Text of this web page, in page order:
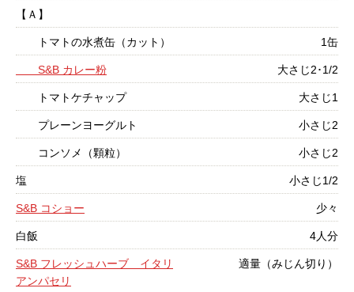
【Ａ】
トマトの水煮缶（カット） 1缶
S&B カレー粉 大さじ2･1/2
トマトケチャップ 大さじ1
プレーンヨーグルト 小さじ2
コンソメ（顆粒） 小さじ2
塩 小さじ1/2
S&B コショー 少々
白飯 4人分
S&B フレッシュハーブ イタリ
アンパセリ
適量（みじん切り）